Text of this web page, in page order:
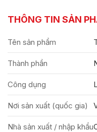
THÔNG TIN SẢN
Tên sản phẩm
Thành phần
Công dụng
Nơi sản xuất (quốc gia)
Nhà sản xuất / nhập khẩu